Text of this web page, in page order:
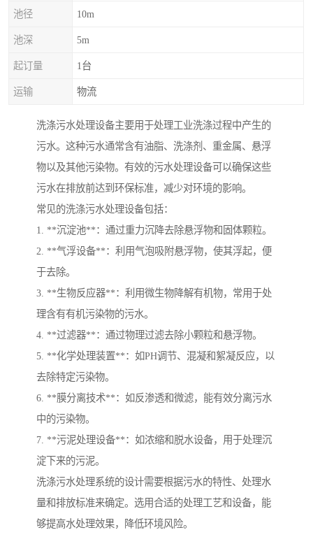
池径 10m
池深 5m
起订量 1台
运输 物流
洗涤污水处理设备主要用于处理工业洗涤过程中产生的
污水。这种污水通常含有油脂、洗涤剂、重金属、悬浮
物以及其他污染物。有效的污水处理设备可以确保这些
污水在排放前达到环保标准，减少对环境的影响。
常见的洗涤污水处理设备包括：
1. **沉淀池**：通过重力沉降去除悬浮物和固体颗粒。
2. **气浮设备**：利用气泡吸附悬浮物，使其浮起，便
于去除。
3. **生物反应器**：利用微生物降解有机物，常用于处
理含有有机污染物的污水。
4. **过滤器**：通过物理过滤去除小颗粒和悬浮物。
5. **化学处理装置**：如PH调节、混凝和絮凝反应，以
去除特定污染物。
6. **膜分离技术**：如反渗透和微滤，能有效分离污水
中的污染物。
7. **污泥处理设备**：如浓缩和脱水设备，用于处理沉
淀下来的污泥。
洗涤污水处理系统的设计需要根据污水的特性、处理水
量和排放标准来确定。选用合适的处理工艺和设备，能
够提高水处理效果，降低环境风险。